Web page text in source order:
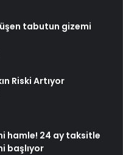
tabutun gizemi
Riski Artıyor
hamle! 24 ay taksitle
başlıyor